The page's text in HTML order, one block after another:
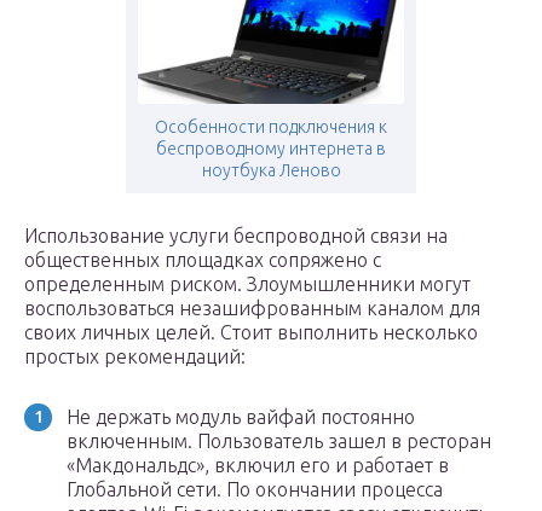
Особенности подключения к
беспроводному интернета в
ноутбука Леново
Использование услуги беспроводной связи на
общественных площадках сопряжено с
определенным риском. Злоумышленники могут
воспользоваться незашифрованным каналом для
своих личных целей. Стоит выполнить несколько
простых рекомендаций:
Не держать модуль вайфай постоянно
включенным. Пользователь зашел в ресторан
«Макдональдс», включил его и работает в
Глобальной сети. По окончании процесса